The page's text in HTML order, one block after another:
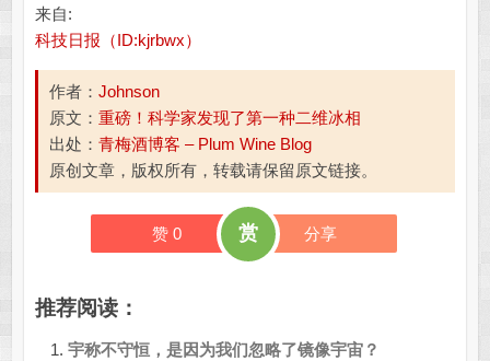
来自:
科技日报（ID:kjrbwx）
作者： Johnson
原文： 重磅！科学家发现了第一种二维冰相
出处： 青梅酒博客 – Plum Wine Blog
原创文章，版权所有，转载请保留原文链接。
赞 0 赏 分享
推荐阅读：
宇称不守恒，是因为我们忽略了镜像宇宙？